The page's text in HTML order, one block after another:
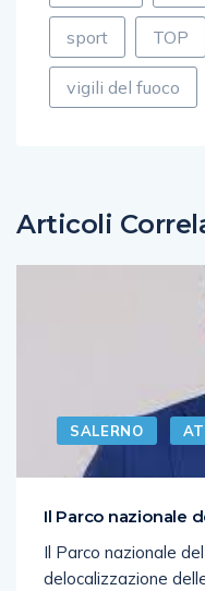
sport TOP
vigili del fuoco
Articoli
SALERNO
Il Parco nazionale
Il Parco nazionale
delocalizzazione